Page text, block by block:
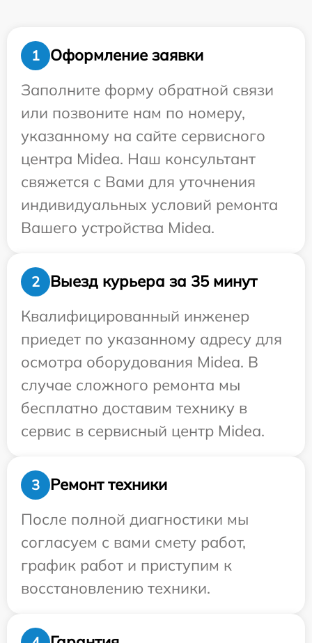
1
Оформление заявки
Заполните форму обратной связи
или позвоните нам по номеру,
указанному на сайте сервисного
центра Midea. Наш консультант
свяжется с Вами для уточнения
индивидуальных условий ремонта
Вашего устройства Midea.
2
Выезд курьера за 35 минут
Квалифицированный инженер
приедет по указанному адресу для
осмотра оборудования Midea. В
случае сложного ремонта мы
бесплатно доставим технику в
сервис в сервисный центр Midea.
3
Ремонт техники
После полной диагностики мы
согласуем с вами смету работ,
график работ и приступим к
восстановлению техники.